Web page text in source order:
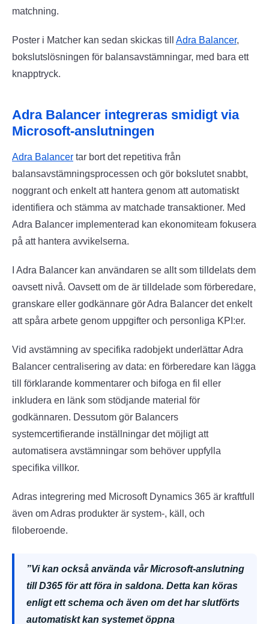
matchning.
Poster i Matcher kan sedan skickas till Adra Balancer,
bokslutslösningen för balansavstämningar, med bara ett
knapptryck.
Adra Balancer integreras smidigt via
Microsoft-anslutningen
Adra Balancer tar bort det repetitiva från
balansavstämningsprocessen och gör bokslutet snabbt,
noggrant och enkelt att hantera genom att automatiskt
identifiera och stämma av matchade transaktioner. Med
Adra Balancer implementerad kan ekonomiteam fokusera
på att hantera avvikelserna.
I Adra Balancer kan användaren se allt som tilldelats dem
oavsett nivå. Oavsett om de är tilldelade som förberedare,
granskare eller godkännare gör Adra Balancer det enkelt
att spåra arbete genom uppgifter och personliga KPI:er.
Vid avstämning av specifika radobjekt underlättar Adra
Balancer centralisering av data: en förberedare kan lägga
till förklarande kommentarer och bifoga en fil eller
inkludera en länk som stödjande material för
godkännaren. Dessutom gör Balancers
systemcertifierande inställningar det möjligt att
automatisera avstämningar som behöver uppfylla
specifika villkor.
Adras integrering med Microsoft Dynamics 365 är kraftfull
även om Adras produkter är system-, käll, och
filoberoende.
”Vi kan också använda vår Microsoft-anslutning
till D365 för att föra in saldona. Detta kan köras
enligt ett schema och även om det har slutförts
automatiskt kan systemet öppna